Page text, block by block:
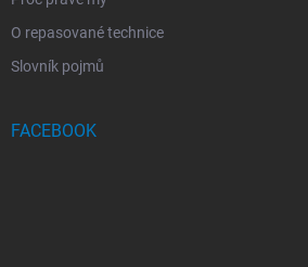
O repasované technice
Slovník pojmů
FACEBOOK